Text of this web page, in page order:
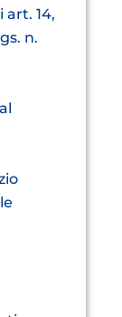
art. 14,
n.